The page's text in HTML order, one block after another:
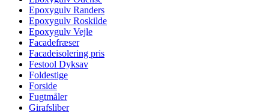
Epoxygulv Randers
Epoxygulv Roskilde
Epoxygulv Vejle
Facadefræser
Facadeisolering pris
Festool Dyksav
Foldestige
Forside
Fugtmåler
Girafsliber